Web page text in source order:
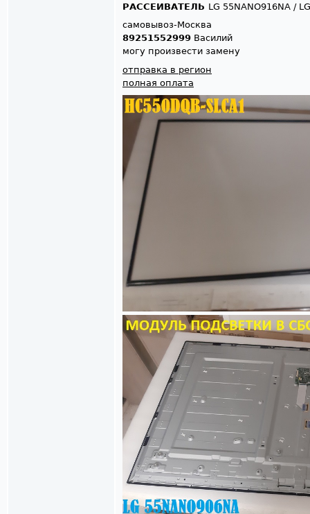
РАССЕИВАТЕЛЬ LG 55NANO916NA /
самовывоз-Москва
89251552999 Василий
могу произвести замену
отправка в регион
полная оплата